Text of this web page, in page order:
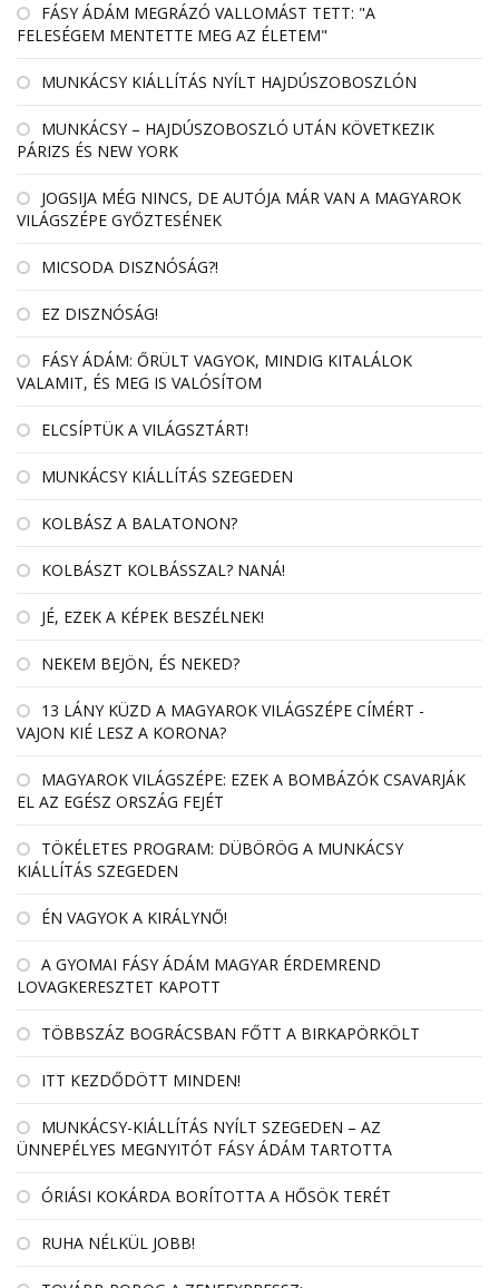
FÁSY ÁDÁM MEGRÁZÓ VALLOMÁST TETT: "A
FELESÉGEM MENTETTE MEG AZ ÉLETEM"
MUNKÁCSY KIÁLLÍTÁS NYÍLT HAJDÚSZOBOSZLÓN
MUNKÁCSY – HAJDÚSZOBOSZLÓ UTÁN KÖVETKEZIK
PÁRIZS ÉS NEW YORK
JOGSIJA MÉG NINCS, DE AUTÓJA MÁR VAN A MAGYAROK
VILÁGSZÉPE GYŐZTESÉNEK
MICSODA DISZNÓSÁG?!
EZ DISZNÓSÁG!
FÁSY ÁDÁM: ŐRÜLT VAGYOK, MINDIG KITALÁLOK
VALAMIT, ÉS MEG IS VALÓSÍTOM
ELCSÍPTÜK A VILÁGSZTÁRT!
MUNKÁCSY KIÁLLÍTÁS SZEGEDEN
KOLBÁSZ A BALATONON?
KOLBÁSZT KOLBÁSSZAL? NANÁ!
JÉ, EZEK A KÉPEK BESZÉLNEK!
NEKEM BEJÖN, ÉS NEKED?
13 LÁNY KÜZD A MAGYAROK VILÁGSZÉPE CÍMÉRT -
VAJON KIÉ LESZ A KORONA?
MAGYAROK VILÁGSZÉPE: EZEK A BOMBÁZÓK CSAVARJÁK
EL AZ EGÉSZ ORSZÁG FEJÉT
TÖKÉLETES PROGRAM: DÜBÖRÖG A MUNKÁCSY
KIÁLLÍTÁS SZEGEDEN
ÉN VAGYOK A KIRÁLYNŐ!
A GYOMAI FÁSY ÁDÁM MAGYAR ÉRDEMREND
LOVAGKERESZTET KAPOTT
TÖBBSZÁZ BOGRÁCSBAN FŐTT A BIRKAPÖRKÖLT
ITT KEZDŐDÖTT MINDEN!
MUNKÁCSY-KIÁLLÍTÁS NYÍLT SZEGEDEN – AZ
ÜNNEPÉLYES MEGNYITÓT FÁSY ÁDÁM TARTOTTA
ÓRIÁSI KOKÁRDA BORÍTOTTA A HŐSÖK TERÉT
RUHA NÉLKÜL JOBB!